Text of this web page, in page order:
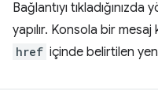
Bağlantıyı tıkladığınızda
yapılır. Konsola bir
href içinde belirtilen